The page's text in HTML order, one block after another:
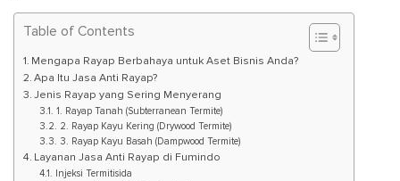
Table of Contents
Mengapa Rayap Berbahaya untuk Aset Bisnis Anda?
Apa Itu Jasa Anti Rayap?
Jenis Rayap yang Sering Menyerang
1. Rayap Tanah (Subterranean Termite)
2. Rayap Kayu Kering (Drywood Termite)
3. Rayap Kayu Basah (Dampwood Termite)
Layanan Jasa Anti Rayap di Fumindo
Injeksi Termitisida